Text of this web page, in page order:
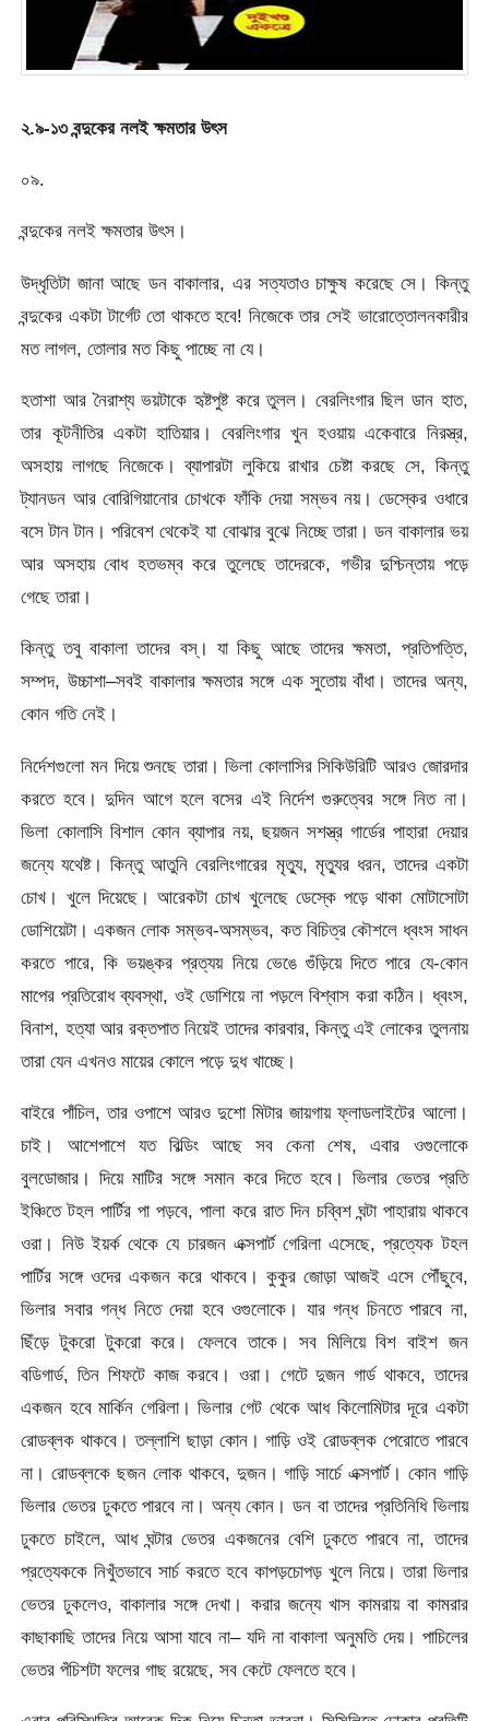
২.৯-১৩ বন্দুকের নলই ক্ষমতার উৎস
০৯.
বন্দুকের নলই ক্ষমতার উৎস।
উদ্ধৃতিটা জানা আছে ডন বাকালার, এর সত্যতাও চাক্ষুষ করেছে সে। কিন্তু
বন্দুকের একটা টার্গেট তো থাকতে হবে! নিজেকে তার সেই ভারোত্তোলনকারীর
মত লাগল, তোলার মত কিছু পাচ্ছে না যে।
হতাশা আর নৈরাশ্য ভয়টাকে হৃষ্টপুষ্ট করে তুলল। বেরলিংগার ছিল ডান হাত,
তার কূটনীতির একটা হাতিয়ার। বেরলিংগার খুন হওয়ায় একেবারে নিরস্ত্র,
অসহায় লাগছে নিজেকে। ব্যাপারটা লুকিয়ে রাখার চেষ্টা করছে সে, কিন্তু
ট্যানডন আর বোরিগিয়ানোর চোখকে ফাঁকি দেয়া সম্ভব নয়। ডেস্কের ওধারে
বসে টান টান। পরিবেশ থেকেই যা বোঝার বুঝে নিচ্ছে তারা। ডন বাকালার ভয়
আর অসহায় বোধ হতভম্ব করে তুলেছে তাদেরকে, গভীর দুশ্চিন্তায় পড়ে
গেছে তারা।
কিন্তু তবু বাকালা তাদের বস্। যা কিছু আছে তাদের ক্ষমতা, প্রতিপত্তি,
সম্পদ, উচ্চাশা–সবই বাকালার ক্ষমতার সঙ্গে এক সুতোয় বাঁধা। তাদের অন্য,
কোন গতি নেই।
নির্দেশগুলো মন দিয়ে শুনছে তারা। ভিলা কোলাসির সিকিউরিটি আরও জোরদার
করতে হবে। দুদিন আগে হলে বসের এই নির্দেশ গুরুত্বের সঙ্গে নিত না।
ভিলা কোলাসি বিশাল কোন ব্যাপার নয়, ছয়জন সশস্ত্র গার্ডের পাহারা দেয়ার
জন্যে যথেষ্ট। কিন্তু আতুনি বেরলিংগারের মৃত্যু, মৃত্যুর ধরন, তাদের একটা
চোখ। খুলে দিয়েছে। আরেকটা চোখ খুলেছে ডেস্কে পড়ে থাকা মোটাসোটা
ডোশিয়েটা। একজন লোক সম্ভব-অসম্ভব, কত বিচিত্র কৌশলে ধ্বংস সাধন
করতে পারে, কি ভয়ঙ্কর প্রত্যয় নিয়ে ভেঙে গুঁড়িয়ে দিতে পারে যে-কোন
মাপের প্রতিরোধ ব্যবস্থা, ওই ডোশিয়ে না পড়লে বিশ্বাস করা কঠিন। ধ্বংস,
বিনাশ, হত্যা আর রক্তপাত নিয়েই তাদের কারবার, কিন্তু এই লোকের তুলনায়
তারা যেন এখনও মায়ের কোলে পড়ে দুধ খাচ্ছে।
বাইরে পাঁচিল, তার ওপাশে আরও দুশো মিটার জায়গায় ফ্লাডলাইটের আলো।
চাই। আশেপাশে যত বিল্ডিং আছে সব কেনা শেষ, এবার ওগুলোকে
বুলডোজার। দিয়ে মাটির সঙ্গে সমান করে দিতে হবে। ভিলার ভেতর প্রতি
ইঞ্চিতে টহল পার্টির পা পড়বে, পালা করে রাত দিন চব্বিশ ঘন্টা পাহারায় থাকবে
ওরা। নিউ ইয়র্ক থেকে যে চারজন এক্সপার্ট গেরিলা এসেছে, প্রত্যেক টহল
পার্টির সঙ্গে ওদের একজন করে থাকবে। কুকুর জোড়া আজই এসে পৌঁছুবে,
ভিলার সবার গন্ধ নিতে দেয়া হবে ওগুলোকে। যার গন্ধ চিনতে পারবে না,
ছিঁড়ে টুকরো টুকরো করে। ফেলবে তাকে। সব মিলিয়ে বিশ বাইশ জন
বডিগার্ড, তিন শিফটে কাজ করবে। ওরা। গেটে দুজন গার্ড থাকবে, তাদের
একজন হবে মার্কিন গেরিলা। ভিলার গেট থেকে আধ কিলোমিটার দূরে একটা
রোডব্লক থাকবে। তল্লাশি ছাড়া কোন। গাড়ি ওই রোডব্লক পেরোতে পারবে
না। রোডব্লকে ছজন লোক থাকবে, দুজন। গাড়ি সার্চে এক্সপার্ট। কোন গাড়ি
ভিলার ভেতর ঢুকতে পারবে না। অন্য কোন। ডন বা তাদের প্রতিনিধি ভিলায়
ঢুকতে চাইলে, আধ ঘন্টার ভেতর একজনের বেশি ঢুকতে পারবে না, তাদের
প্রত্যেককে নিখুঁতভাবে সার্চ করতে হবে কাপড়চোপড় খুলে নিয়ে। তারা ভিলার
ভেতর ঢুকলেও, বাকালার সঙ্গে দেখা। করার জন্যে খাস কামরায় বা কামরার
কাছাকাছি তাদের নিয়ে আসা যাবে না– যদি না বাকালা অনুমতি দেয়। পাচিলের
ভেতর পঁচিশটা ফলের গাছ রয়েছে, সব কেটে ফেলতে হবে।